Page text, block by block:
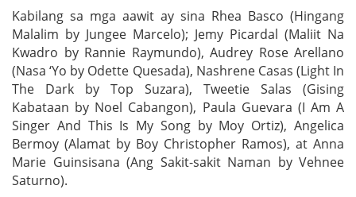
Kabilang sa mga aawit ay sina Rhea Basco (Hingang
Malalim by Jungee Marcelo); Jemy Picardal (Maliit Na
Kwadro by Rannie Raymundo), Audrey Rose Arellano
(Nasa ‘Yo by Odette Quesada), Nashrene Casas (Light In
The Dark by Top Suzara), Tweetie Salas (Gising
Kabataan by Noel Cabangon), Paula Guevara (I Am A
Singer And This Is My Song by Moy Ortiz), Angelica
Bermoy (Alamat by Boy Christopher Ramos), at Anna
Marie Guinsisana (Ang Sakit-sakit Naman by Vehnee
Saturno).